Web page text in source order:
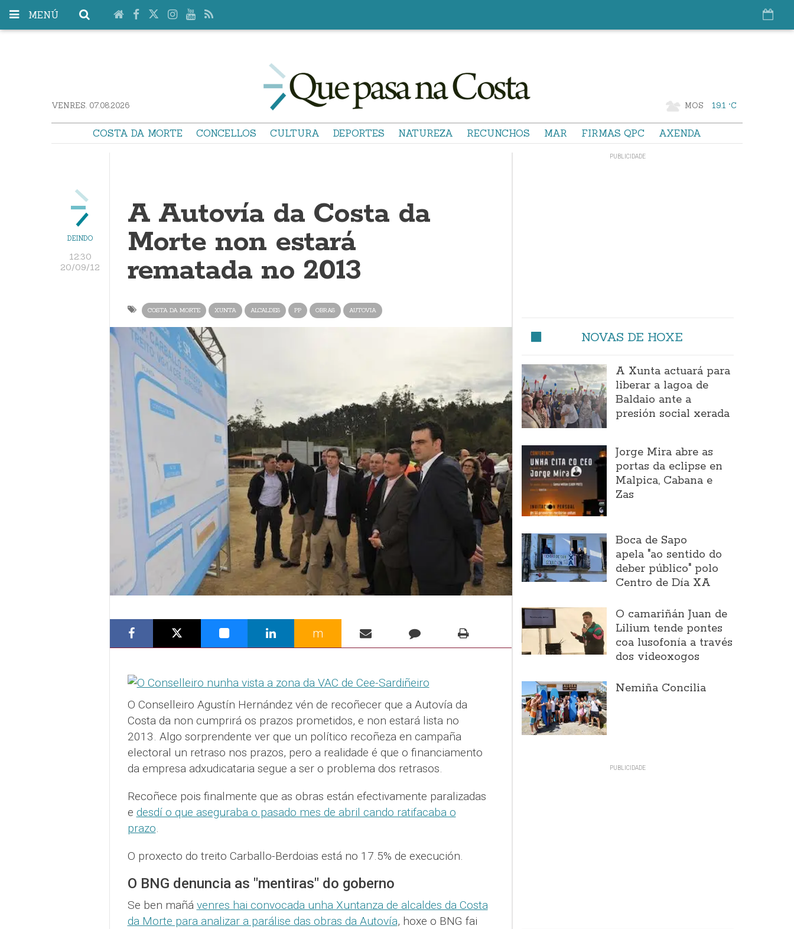
MENÚ
VENRES. 07.08.2026 MOS 19.1 °C
COSTA DA MORTE CONCELLOS CULTURA DEPORTES NATUREZA RECUNCHOS MAR FIRMAS QPC AXENDA
DEINDO
12:30
20/09/12
A Autovía da Costa da
Morte non estará
rematada no 2013
COSTA DA MORTE XUNTA ALCALDES PP OBRAS AUTOVIA
m
O Conselleiro Agustín Hernández vén de recoñecer que a Autovía da
Costa da non cumprirá os prazos prometidos, e non estará lista no
2013. Algo sorprendente ver que un político recoñeza en campaña
electoral un retraso nos prazos, pero a realidade é que o financiamento
da empresa adxudicataria segue a ser o problema dos retrasos.
Recoñece pois finalmente que as obras están efectivamente paralizadas
e desdí o que aseguraba o pasado mes de abril cando ratifacaba o
prazo.
O proxecto do treito Carballo-Berdoias está no 17.5% de execución.
O BNG denuncia as "mentiras" do goberno
Se ben mañá venres hai convocada unha Xuntanza de alcaldes da Costa
da Morte para analizar a parálise das obras da Autovía, hoxe o BNG fai
NOVAS DE HOXE
A Xunta actuará para
liberar a lagoa de
Baldaio ante a
presión social xerada
Jorge Mira abre as
portas da eclipse en
Malpica, Cabana e
Zas
Boca de Sapo
apela "ao sentido do
deber público" polo
Centro de Día XA
O camariñán Juan de
Lilium tende pontes
coa lusofonía a través
dos videoxogos
Nemiña Concilia